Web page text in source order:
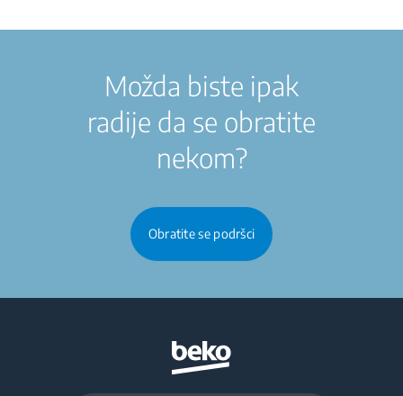
Možda biste ipak
radije da se obratite
nekom?
Obratite se podršci